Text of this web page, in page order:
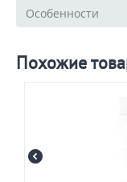
Особенности
Похожие